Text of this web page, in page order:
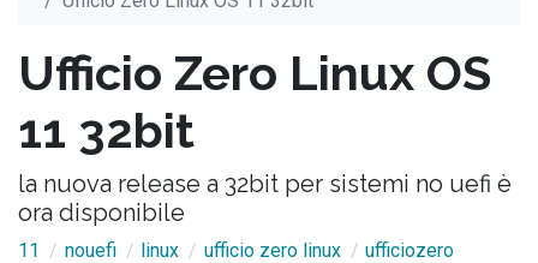
Ufficio Zero Linux OS
11 32bit
la nuova release a 32bit per sistemi no uefi è
ora disponibile
11 nouefi linux ufficio zero linux ufficiozero